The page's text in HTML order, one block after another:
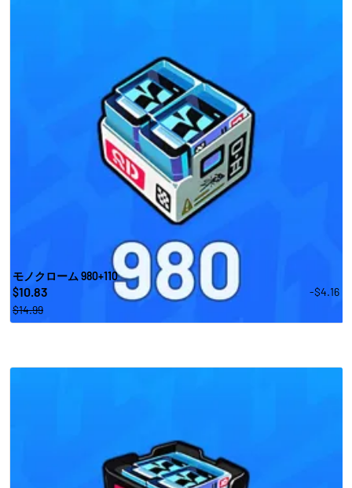
モノクローム 980+110
$10.83
-$4.16
$14.99